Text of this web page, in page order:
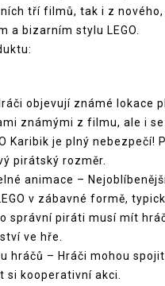
tří filmů, tak i z
a bizarním stylu LEGO.
objevují známé lokace
známými z filmu, ale i
Karibik je plný
pirátský rozměr.
animace –
v zábavné formě,
správní piráti musí mít
ve hře.
hráčů – Hráči mohou
si kooperativní akci.